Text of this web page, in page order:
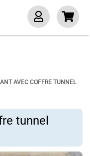
AVEC COFFRE TUNNEL
tunnel